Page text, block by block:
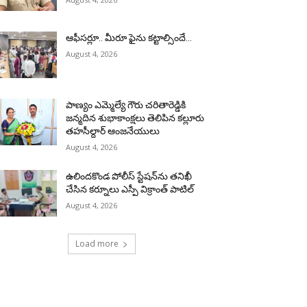
ఆఫీసర్లూ.. మీరూ ఫైను కట్టాల్సిందే…
August 4, 2026
పాణ్యం ఎమ్మెల్యే గౌరు చరితారెడ్డికి
జన్మదిన శుభాకాంక్షలు తెలిపిన కల్లూరు
తహసీల్దార్ ఆంజనేయులు
August 4, 2026
ఉలిందకొండ పోలీస్ స్టేషన్‌ను తనిఖీ
చేసిన కర్నూలు ఎస్పీ విక్రాంత్ పాటిల్
August 4, 2026
Load more